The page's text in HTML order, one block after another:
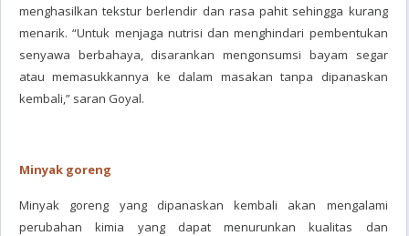
menghasilkan tekstur berlendir dan rasa pahit sehingga kurang
menarik. “Untuk menjaga nutrisi dan menghindari pembentukan
senyawa berbahaya, disarankan mengonsumsi bayam segar
atau memasukkannya ke dalam masakan tanpa dipanaskan
kembali,” saran Goyal.
Minyak goreng
Minyak goreng yang dipanaskan kembali akan mengalami
perubahan kimia yang dapat menurunkan kualitas dan